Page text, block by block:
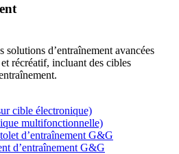
d’entraînement avancées
récréatif, incluant des cibles
cible électronique)
multifonctionnelle)
d’entraînement G&G
d’entraînement G&G